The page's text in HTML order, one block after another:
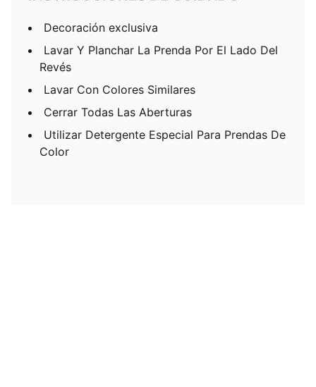
Decoración exclusiva
Lavar Y Planchar La Prenda Por El Lado Del
Revés
Lavar Con Colores Similares
Cerrar Todas Las Aberturas
Utilizar Detergente Especial Para Prendas De
Color